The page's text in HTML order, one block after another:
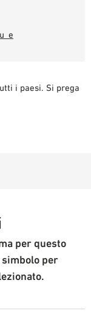
i paesi. Si prega
per questo
per